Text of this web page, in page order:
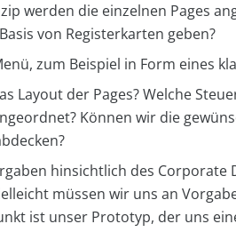
werden die einzelnen Pages
von Registerkarten geben?
zum Beispiel in Form eines
Layout der Pages? Welche
Können wir die
hinsichtlich des Corporate
müssen wir uns an
ist unser Prototyp, der uns